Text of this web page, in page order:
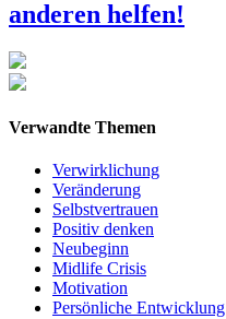
anderen helfen!
Verwandte Themen
Verwirklichung
Veränderung
Selbstvertrauen
Positiv denken
Neubeginn
Midlife Crisis
Motivation
Persönliche Entwicklung